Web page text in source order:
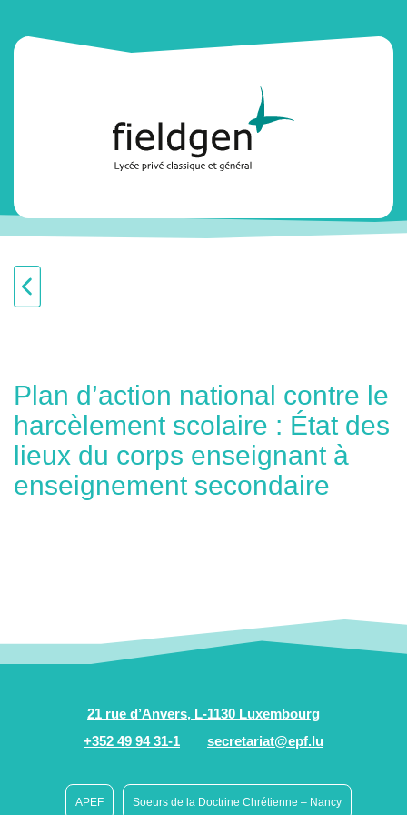
Plan d’action national contre le
harcèlement scolaire : État des
lieux du corps enseignant à
enseignement secondaire
21 rue d’Anvers, L-1130 Luxembourg
+352 49 94 31-1
secretariat@epf.lu
APEF Soeurs de la Doctrine Chrétienne – Nancy